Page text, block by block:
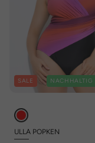
SALE NACHHALTIG
ULLA POPKEN